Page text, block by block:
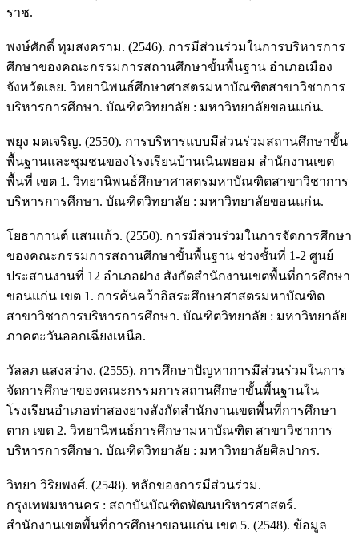
ราช.
พงษ์ศักดิ์ ทุมสงคราม. (2546). การมีส่วนร่วมในการบริหารการ
ศึกษาของคณะกรรมการสถานศึกษาขั้นพื้นฐาน อำเภอเมือง
จังหวัดเลย. วิทยานิพนธ์ศึกษาศาสตรมหาบัณฑิตสาขาวิชาการ
บริหารการศึกษา. บัณฑิตวิทยาลัย : มหาวิทยาลัยขอนแก่น.
พยุง มดเจริญ. (2550). การบริหารแบบมีส่วนร่วมสถานศึกษาขั้น
พื้นฐานและชุมชนของโรงเรียนบ้านเนินพยอม สำนักงานเขต
พื้นที่ เขต 1. วิทยานิพนธ์ศึกษาศาสตรมหาบัณฑิตสาขาวิชาการ
บริหารการศึกษา. บัณฑิตวิทยาลัย : มหาวิทยาลัยขอนแก่น.
โยธากานต์ แสนแก้ว. (2550). การมีส่วนร่วมในการจัดการศึกษา
ของคณะกรรมการสถานศึกษาขั้นพื้นฐาน ช่วงชั้นที่ 1-2 ศูนย์
ประสานงานที่ 12 อำเภอฝาง สังกัดสำนักงานเขตพื้นที่การศึกษา
ขอนแก่น เขต 1. การค้นคว้าอิสระศึกษาศาสตรมหาบัณฑิต
สาขาวิชาการบริหารการศึกษา. บัณฑิตวิทยาลัย : มหาวิทยาลัย
ภาคตะวันออกเฉียงเหนือ.
วัลลภ แสงสว่าง. (2555). การศึกษาปัญหาการมีส่วนร่วมในการ
จัดการศึกษาของคณะกรรมการสถานศึกษาขั้นพื้นฐานใน
โรงเรียนอำเภอท่าสองยางสังกัดสำนักงานเขตพื้นที่การศึกษา
ตาก เขต 2. วิทยานิพนธ์การศึกษามหาบัณฑิต สาขาวิชาการ
บริหารการศึกษา. บัณฑิตวิทยาลัย : มหาวิทยาลัยศิลปากร.
วิทยา วิริยพงศ์. (2548). หลักของการมีส่วนร่วม.
กรุงเทพมหานคร : สถาบันบัณฑิตพัฒนบริหารศาสตร์.
สำนักงานเขตพื้นที่การศึกษาขอนแก่น เขต 5. (2548). ข้อมูล